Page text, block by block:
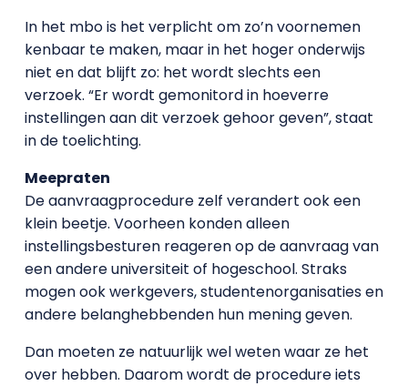
In het mbo is het verplicht om zo’n voornemen
kenbaar te maken, maar in het hoger onderwijs
niet en dat blijft zo: het wordt slechts een
verzoek. “Er wordt gemonitord in hoeverre
instellingen aan dit verzoek gehoor geven”, staat
in de toelichting.
Meepraten
De aanvraagprocedure zelf verandert ook een
klein beetje. Voorheen konden alleen
instellingsbesturen reageren op de aanvraag van
een andere universiteit of hogeschool. Straks
mogen ook werkgevers, studentenorganisaties en
andere belanghebbenden hun mening geven.
Dan moeten ze natuurlijk wel weten waar ze het
over hebben. Daarom wordt de procedure iets